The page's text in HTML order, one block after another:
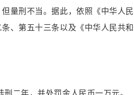
量刑不当。据此，依照《中华人
、第五十三条以及《中华人民共
年，并处罚金人民币一万元。